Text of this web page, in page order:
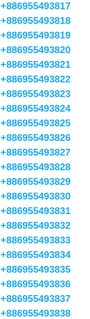
+886955493817
+886955493818
+886955493819
+886955493820
+886955493821
+886955493822
+886955493823
+886955493824
+886955493825
+886955493826
+886955493827
+886955493828
+886955493829
+886955493830
+886955493831
+886955493832
+886955493833
+886955493834
+886955493835
+886955493836
+886955493837
+886955493838